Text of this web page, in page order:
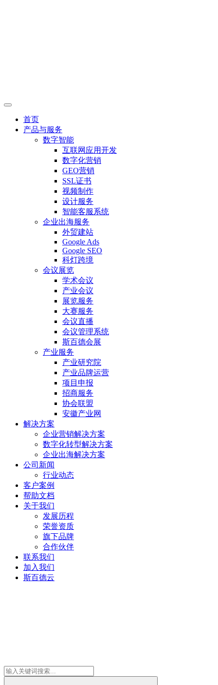
首页
产品与服务
数字智能
互联网应用开发
数字化营销
GEO营销
SSL证书
视频制作
设计服务
智能客服系统
企业出海服务
外贸建站
Google Ads
Google SEO
科灯跨境
会议展览
学术会议
产业会议
展览服务
大赛服务
会议直播
会议管理系统
斯百德会展
产业服务
产业研究院
产业品牌运营
项目申报
招商服务
协会联盟
安徽产业网
解决方案
企业营销解决方案
数字化转型解决方案
企业出海解决方案
公司新闻
行业动态
客户案例
帮助文档
关于我们
发展历程
荣誉资质
旗下品牌
合作伙伴
联系我们
加入我们
斯百德云